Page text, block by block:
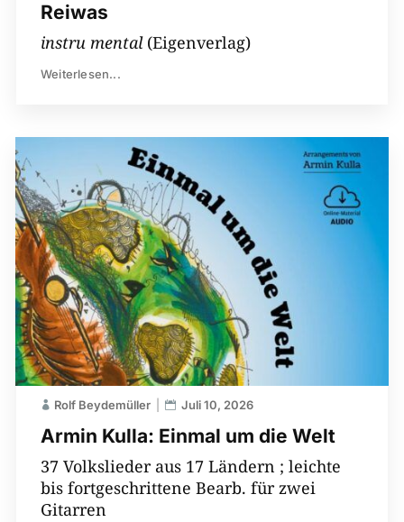
Reiwas
instru mental(Eigenverlag)
Weiterlesen...
Armin Kulla: Einmal um die Welt
Rolf Beydemüller Juli 10, 2026
37 Volkslieder aus 17 Ländern ; leichte
bis fortgeschrittene Bearb. für zwei
Gitarren